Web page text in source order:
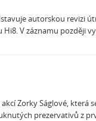
autorskou revizi
V záznamu později
Zorky Ságlové, která
prezervativů z